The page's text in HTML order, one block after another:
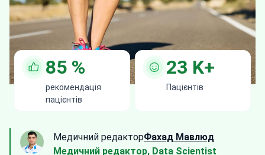
85 %
рекомендація
пацієнтів
23 K+
Пацієнтів
Медичний редакторФахад Мавлюд
Медичний редактор, Data Scientist